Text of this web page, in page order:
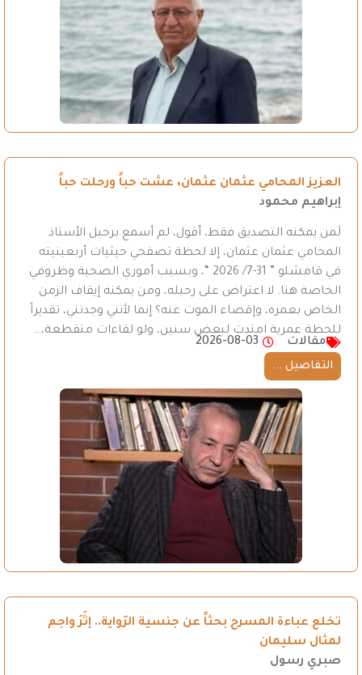
العزيز المحامي عثمان عثمان، عشت حباً ورحلت حباً
إبراهيم محمود
لَمن يمكنه التصديق فقط، أقول، لم أسمع برحيل الأستاذ
المحامي عثمان عثمان، إلا لحظة تصفحي حيثيات أربعينيته
في قامشلو ” 31-7/ 2026 “، وبسبب أموري الصحية وظروفي
الخاصة هنا. لا اعتراض على رحيله، ومن يمكنه إيقاف الزمن
الخاص بعمره، وإقصاء الموت عنه؟ إنما لأنني وجدتني، تقديراً
للحظة عمرية امتدت لبعض سنين، ولو لقاءات متقطعة،…
مقالات
2026-08-03
التفاصيل ...
تخلع عباءة المسرح بحثاً عن جنسية الرّواية.. إثَرَ واجم
لمثال سليمان
صبري رسول